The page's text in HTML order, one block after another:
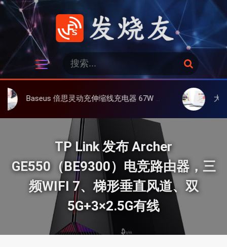
跳
发烧友
：
搜
索
倍思灵动充伸缩线充电器 67W 3C，超耐用可伸缩线、氮化镓、3C多设备同时充 大上 Paperlike 13K
TP Link 发布 Archer
GE550（BE9300）电竞路由器，三
频WIFI 7、梯形垂直风道、双
5G+3×2.5G有线